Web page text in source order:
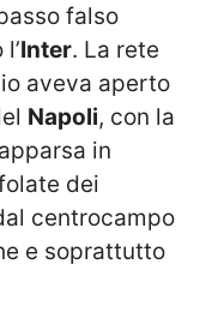
falso
Inter. La rete
aveva aperto
Napoli, con la
in
dei
centrocampo
e soprattutto